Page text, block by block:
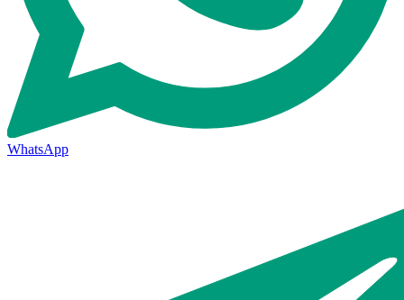
WhatsApp